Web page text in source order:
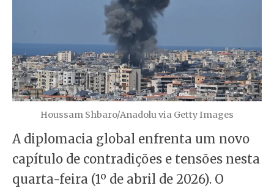
Houssam Shbaro/Anadolu via Getty Images
A diplomacia global enfrenta um novo
capítulo de contradições e tensões nesta
quarta-feira (1º de abril de 2026). O